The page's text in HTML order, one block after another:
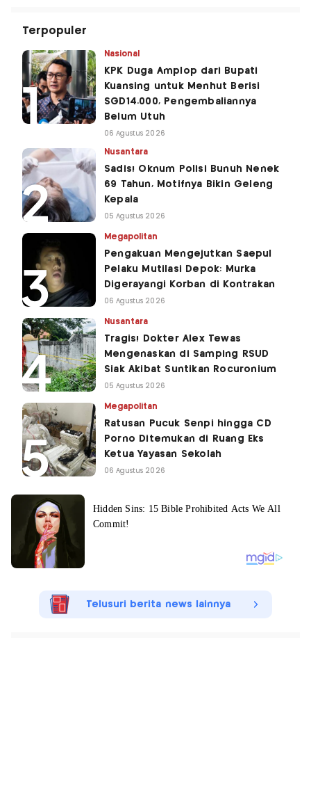
Terpopuler
Nasional
KPK Duga Amplop dari Bupati
Kuansing untuk Menhut Berisi
SGD14.000, Pengembaliannya
Belum Utuh
06 Agustus 2026
Nusantara
Sadis! Oknum Polisi Bunuh Nenek
69 Tahun, Motifnya Bikin Geleng
Kepala
05 Agustus 2026
Megapolitan
Pengakuan Mengejutkan Saepul
Pelaku Mutilasi Depok: Murka
Digerayangi Korban di Kontrakan
06 Agustus 2026
Nusantara
Tragis! Dokter Alex Tewas
Mengenaskan di Samping RSUD
Siak Akibat Suntikan Rocuronium
05 Agustus 2026
Megapolitan
Ratusan Pucuk Senpi hingga CD
Porno Ditemukan di Ruang Eks
Ketua Yayasan Sekolah
06 Agustus 2026
Telusuri berita news lainnya